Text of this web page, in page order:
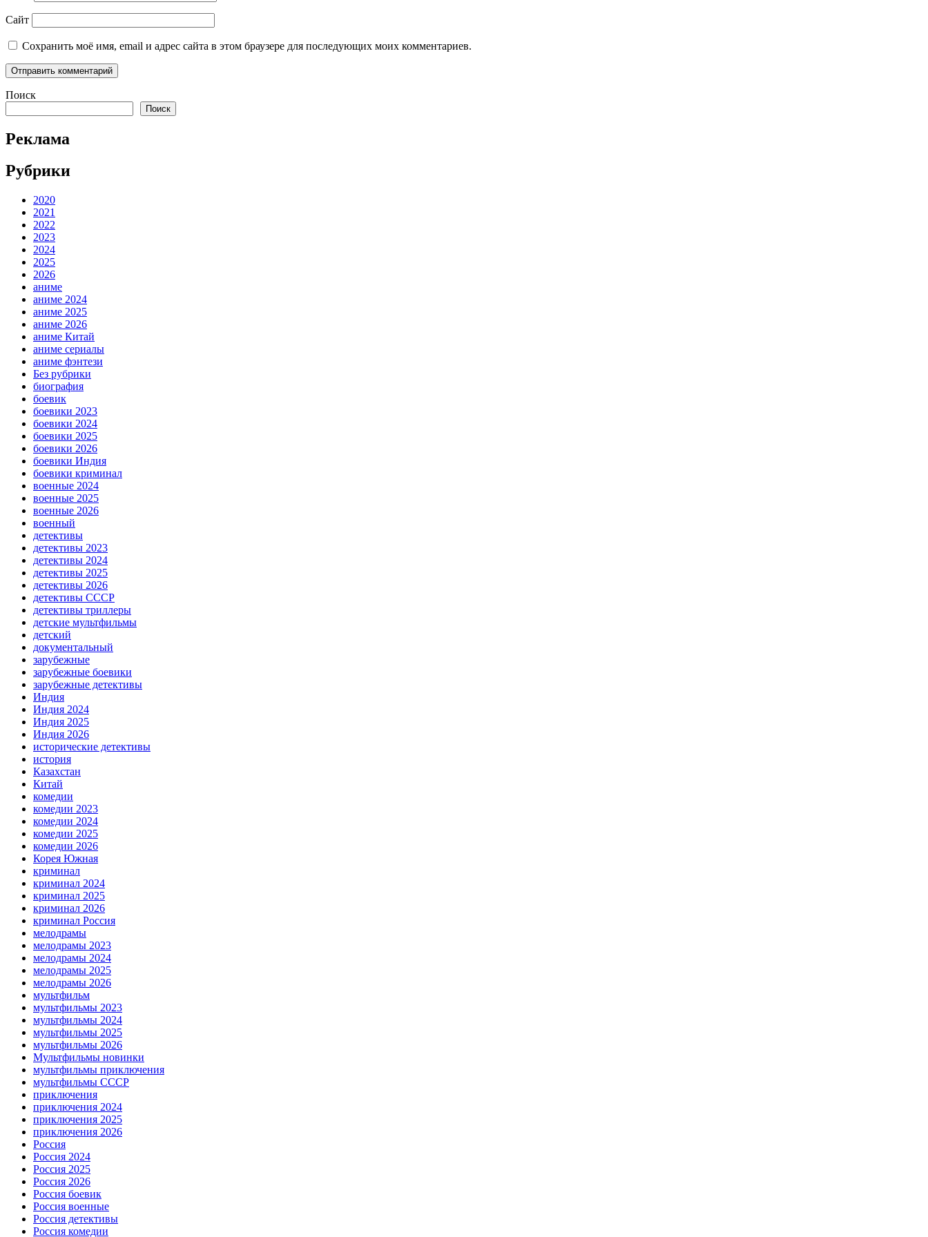
Сайт
Сохранить моё имя, email и адрес сайта в этом браузере для последующих моих комментариев.
Поиск
Поиск
Реклама
Рубрики
2020
2021
2022
2023
2024
2025
2026
аниме
аниме 2024
аниме 2025
аниме 2026
аниме Китай
аниме сериалы
аниме фэнтези
Без рубрики
биография
боевик
боевики 2023
боевики 2024
боевики 2025
боевики 2026
боевики Индия
боевики криминал
военные 2024
военные 2025
военные 2026
военный
детективы
детективы 2023
детективы 2024
детективы 2025
детективы 2026
детективы СССР
детективы триллеры
детские мультфильмы
детский
документальный
зарубежные
зарубежные боевики
зарубежные детективы
Индия
Индия 2024
Индия 2025
Индия 2026
исторические детективы
история
Казахстан
Китай
комедии
комедии 2023
комедии 2024
комедии 2025
комедии 2026
Корея Южная
криминал
криминал 2024
криминал 2025
криминал 2026
криминал Россия
мелодрамы
мелодрамы 2023
мелодрамы 2024
мелодрамы 2025
мелодрамы 2026
мультфильм
мультфильмы 2023
мультфильмы 2024
мультфильмы 2025
мультфильмы 2026
Мультфильмы новинки
мультфильмы приключения
мультфильмы СССР
приключения
приключения 2024
приключения 2025
приключения 2026
Россия
Россия 2024
Россия 2025
Россия 2026
Россия боевик
Россия военные
Россия детективы
Россия комедии